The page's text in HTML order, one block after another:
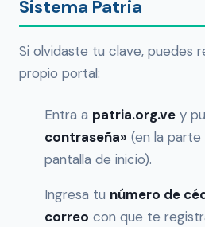
Sistema Patria
Si olvidaste tu clave, puedes
propio portal:
Entra a patria.org.ve y
contraseña» (en la
pantalla de inicio).
Ingresa tu número de
correo con que te